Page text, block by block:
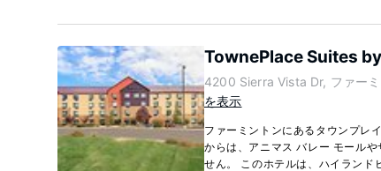
TownePlace Suites
4200 Sierra Vista Dr, ファー
を表示
ファーミントンにあるタウンプレ
からは、アニマス バレー モール
せん。 このホテルは、ハイラン